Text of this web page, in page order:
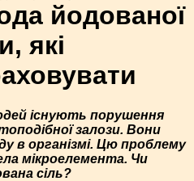
йодованої
які
існують порушення
залози. Вони
в організмі. Цю проблему
мікроелемента. Чи
сіль?